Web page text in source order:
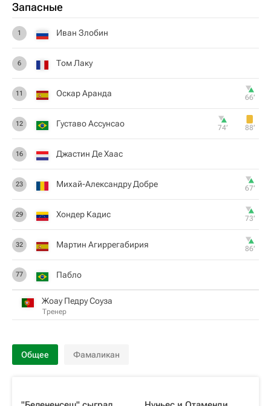
Запасные
1 Иван Злобин
6 Том Лаку
11 Оскар Аранда 66‎’‎
12 Густаво Ассунсао 74‎’‎ 88‎’‎
16 Джастин Де Хаас
23 Михай-Александру Добре 67‎’‎
29 Хондер Кадис 73‎’‎
32 Мартин Агиррегабирия 86‎’‎
77 Пабло
Жоау Педру Соуза
Тренер
Общее Фамаликан